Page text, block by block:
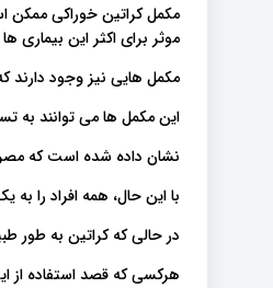
مکمل کراتین خوراکی ممکن
موثر برای اکثر این بیماری
مکمل هایی نیز وجود دارند
این مکمل ها می توانند به
نشان داده شده است که مصرف مکمل کراتین تا ۸ سال باعث بهبود توجه،
با این حال، همه افراد را
در حالی که کراتین به طور
هرکسی که قصد استفاده از